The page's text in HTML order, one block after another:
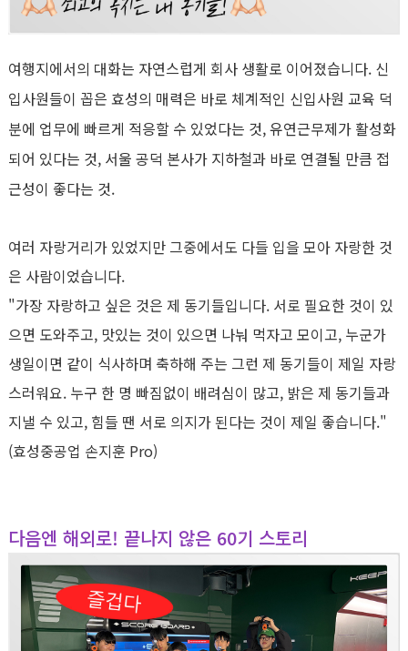
여행지에서의 대화는 자연스럽게 회사 생활로 이어졌습니다. 신
입사원들이 꼽은 효성의 매력은 바로 체계적인 신입사원 교육 덕
분에 업무에 빠르게 적응할 수 있었다는 것,유연근무제가 활성화
되어 있다는 것, 서울 공덕 본사가 지하철과 바로 연결될 만큼 접
근성이 좋다는 것.
여러 자랑거리가 있었지만 그중에서도 다들 입을 모아 자랑한 것
은 사람이었습니다.
"가장 자랑하고 싶은 것은 제 동기들입니다. 서로 필요한 것이 있
으면 도와주고, 맛있는 것이 있으면 나눠 먹자고 모이고, 누군가
생일이면 같이 식사하며 축하해 주는 그런 제 동기들이 제일 자랑
스러워요. 누구 한 명 빠짐없이 배려심이 많고, 밝은 제 동기들과
지낼 수 있고, 힘들 땐 서로 의지가 된다는 것이 제일 좋습니다."
(효성중공업 손지훈 Pro)
다음엔 해외로! 끝나지 않은 60기 스토리